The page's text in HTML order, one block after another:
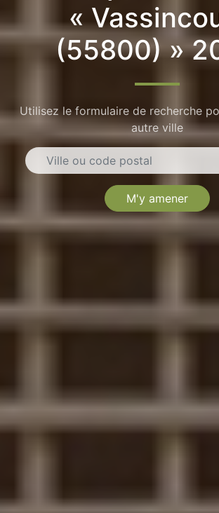
«
(55800) »
Utilisez le formulaire de recherche
autre ville
M'y amener